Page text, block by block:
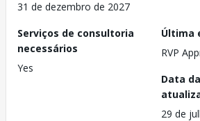
31 de dezembro de 2027
Serviços de consultoria
necessários
Yes
Última
RVP
Data
29 de